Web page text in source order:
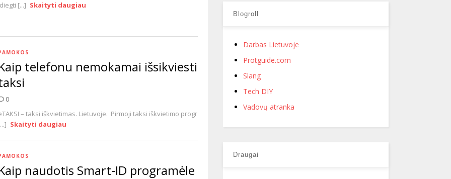
[...] Skaityti daugiau
telefonu nemokamai išsikviesti
0
– taksi iškvietimas. Lietuvoje. Pirmoji taksi iškvietimo progr
Skaityti daugiau
naudotis Smart-ID programėle
Blogroll
Darbas Lietuvoje
Protguide.com
Slang
Tech DIY
Vadovų atranka
Draugai